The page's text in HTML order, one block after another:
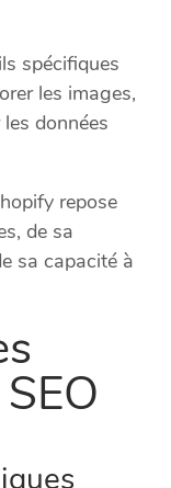
spécifiques
les images,
données
repose
de sa
sa capacité à